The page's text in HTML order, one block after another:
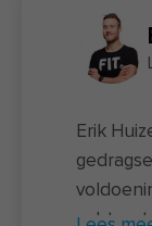
Erik
echt wat